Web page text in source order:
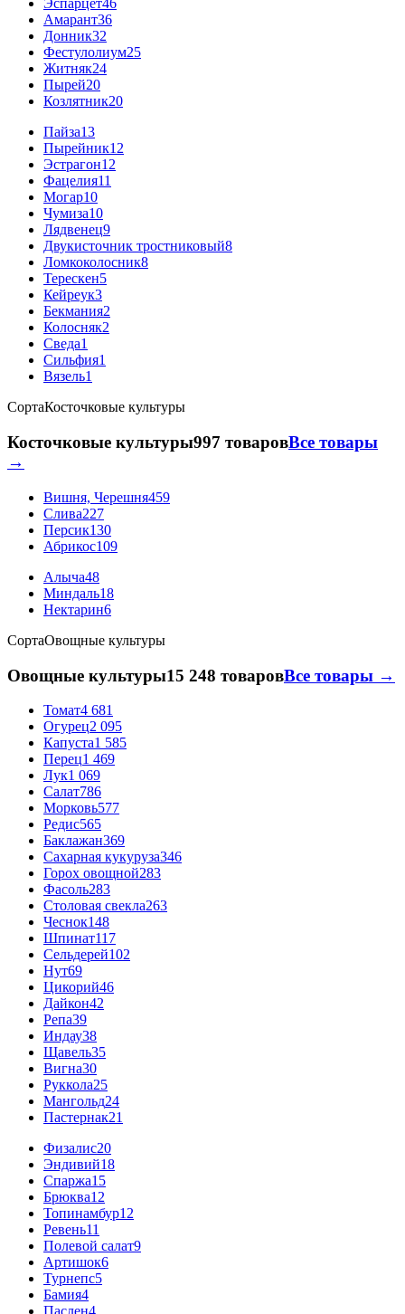
Эспарцет46
Амарант36
Донник32
Фестулолиум25
Житняк24
Пырей20
Козлятник20
Пайза13
Пырейник12
Эстрагон12
Фацелия11
Могар10
Чумиза10
Лядвенец9
Двукисточник тростниковый8
Ломкоколосник8
Терескен5
Кейреук3
Бекмания2
Колосняк2
Сведа1
Сильфия1
Вязель1
СортаКосточковые культуры
Косточковые культуры997 товаровВсе товары
→
Вишня, Черешня459
Слива227
Персик130
Абрикос109
Алыча48
Миндаль18
Нектарин6
СортаОвощные культуры
Овощные культуры15 248 товаровВсе товары →
Томат4 681
Огурец2 095
Капуста1 585
Перец1 469
Лук1 069
Салат786
Морковь577
Редис565
Баклажан369
Сахарная кукуруза346
Горох овощной283
Фасоль283
Столовая свекла263
Чеснок148
Шпинат117
Сельдерей102
Нут69
Цикорий46
Дайкон42
Репа39
Индау38
Щавель35
Вигна30
Руккола25
Мангольд24
Пастернак21
Физалис20
Эндивий18
Спаржа15
Брюква12
Топинамбур12
Ревень11
Полевой салат9
Артишок6
Турнепс5
Бамия4